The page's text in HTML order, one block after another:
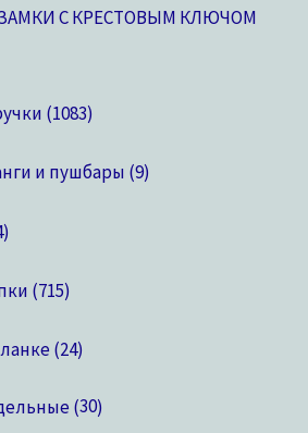
С КРЕСТОВЫМ КЛЮЧОМ
1083
и пушбары 9
715
24
30